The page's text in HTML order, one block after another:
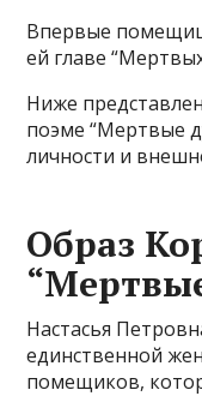
Впервые
ей главе
Ниже
поэме “Мертвые
личности и
Образ
Настасья
единственной
помещиков,